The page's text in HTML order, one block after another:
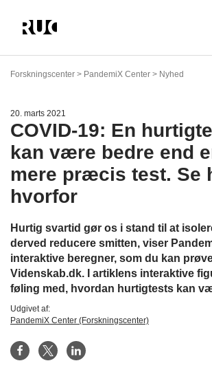
hovedindhold
Forskningscenter > PandemiX Center > Nyhed
20. marts 2021
COVID-19: En
kan være bedre end
mere præcis test. Se
hvorfor
Hurtig svartid gør os i stand til at
derved reducere smitten, viser
interaktive beregner, som du kan
Videnskab.dk. I artiklens interaktive
føling med, hvordan hurtigtests kan
Udgivet af:
PandemiX Center (Forskningscenter)